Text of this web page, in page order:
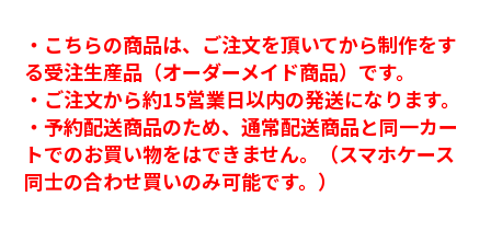
・こちらの商品は、ご注文を頂いてから制作をす
る受注生産品（オーダーメイド商品）です。
・ご注文から約15営業日以内の発送になります。
・予約配送商品のため、通常配送商品と同一カー
トでのお買い物をはできません。（スマホケース
同士の合わせ買いのみ可能です。）
11
3,520円(税込)
11Pro